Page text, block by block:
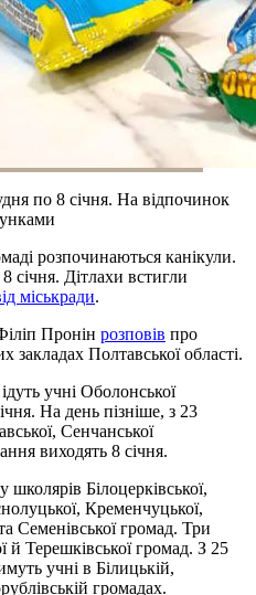
по 8 січня. На відпочинок
розпочинаються канікули.
січня. Дітлахи встигли
міськради.
Пронін розповів про
закладах Полтавської області.
учні Оболонської
На день пізніше, з 23
Сенчанської
виходять 8 січня.
Білоцерківської,
Кременчуцької,
Семенівської громад. Три
Терешківської громад. З 25
учні в Білицькій,
громадах.